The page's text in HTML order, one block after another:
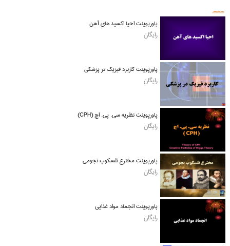
پاورپوینت احیا اکسید های آهن
رایگان
پاورپوینت کاربرد فیزیک در پزشکی
رایگان
پاورپوینت نظریه سی. پی. اچ (CPH)
رایگان
پاورپوینت مخترع تلسکوپ نجومی
رایگان
پاورپوینت انجماد مواد غذایی
رایگان